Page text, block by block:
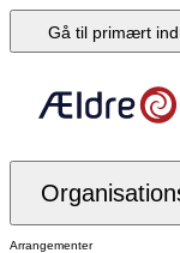
Gå til primært
Arrangementer